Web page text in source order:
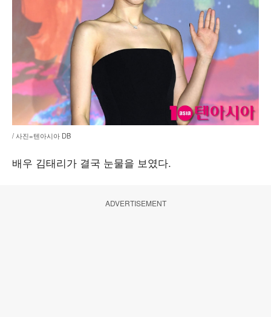
/ 사진=텐아시아 DB
배우 김태리가 결국 눈물을 보였다.
ADVERTISEMENT